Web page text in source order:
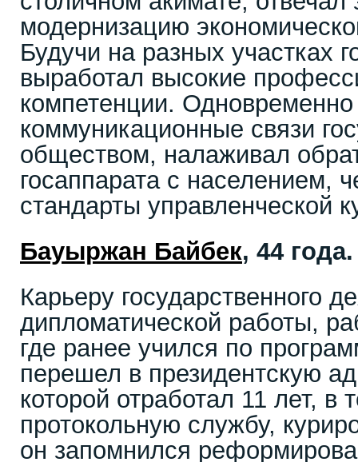
модернизацию
Будучи на разных участках
выработал высокие
компетенции. Одновременно
коммуникационные связи
обществом, налаживал
госаппарата с населением,
стандарты управленческой
Бауыржан Байбек, 44
Карьеру государственного
дипломатической работы,
где ранее учился по
перешел в президентскую
которой отработал 11 лет, в
протокольную службу,
он запомнился